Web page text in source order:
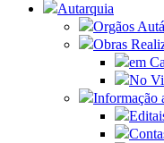
Autarquia
Orgãos
Obras
em
No
Informação